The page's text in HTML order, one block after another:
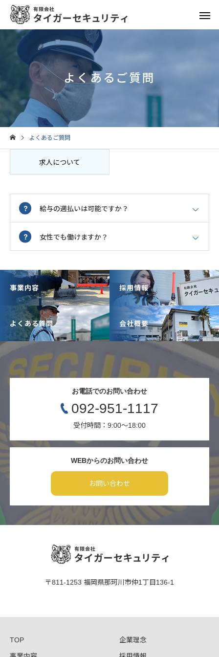
よくあるご質問
よくあるご質問
求人について
給与の週払いは可能ですか？
女性でも働けますか？
事業内容 採用情報
よくある質問 会社概要
WEBからのお問い合わせ
お問い合わせ
お電話でのお問い合わせ
092-951-1117
受付時間：9:00〜18:00
〒811-1253 福岡県那珂川市仲1丁目136-1
TOP 企業理念